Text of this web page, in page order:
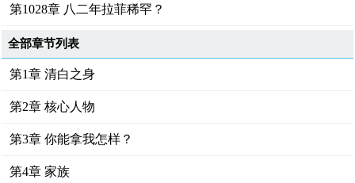
第1028章 八二年拉菲稀罕？
全部章节列表
第1章 清白之身
第2章 核心人物
第3章 你能拿我怎样？
第4章 家族